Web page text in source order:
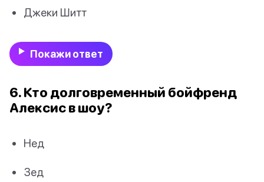
Джеки Шитт
Покажи ответ
6. Кто долговременный бойфренд
Алексис в шоу?
Нед
Зед